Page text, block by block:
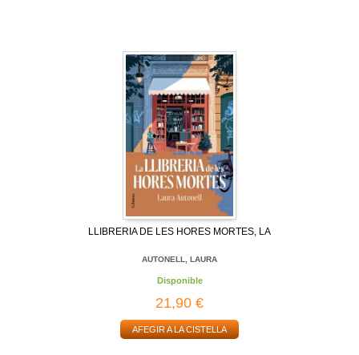
LLIBRERIA DE LES HORES MORTES, LA
AUTONELL, LAURA
Disponible
21,90 €
AFEGIR A LA CISTELLA